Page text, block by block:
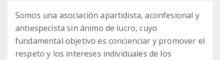
Somos una asociación apartidista, aconfesional y
antiespecista sin ánimo de lucro, cuyo
fundamental objetivo es concienciar y promover el
respeto y los intereses individuales de los